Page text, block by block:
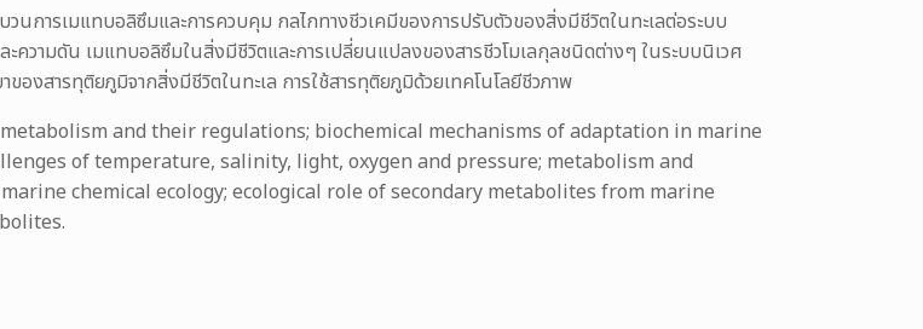
วนการเมแทบอลิซึมและการควบคุม กลไกทางชีวเคมีของการปรับตัวของสิ่งมีชีวิตในทะเลต่อระบบ
วามดัน เมแทบอลิซึมในสิ่งมีชีวิตและการเปลี่ยนแปลงของสารชีวโมเลกุลชนิดต่างๆ ในระบบนิเวศ
องสารทุติยภูมิจากสิ่งมีชีวิตในทะเล การใช้สารทุติยภูมิด้วยเทคโนโลยีชีวภาพ
and their regulations; biochemical mechanisms of adaptation in marine
of temperature, salinity, light, oxygen and pressure; metabolism and
chemical ecology; ecological role of secondary metabolites from marine